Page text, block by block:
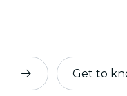
Get to